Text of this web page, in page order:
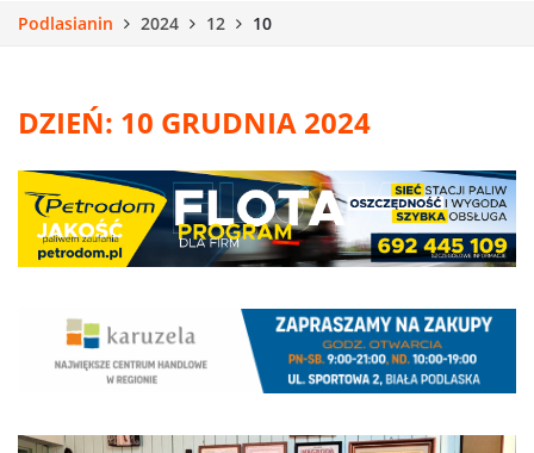
Podlasianin 2024 12 10
DZIEŃ: 10 GRUDNIA 2024